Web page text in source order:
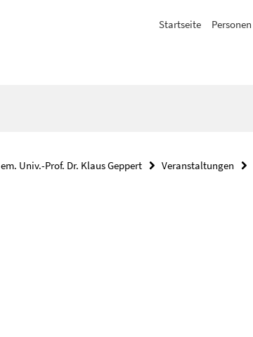
Startseite Personen
em. Univ.-Prof. Dr. Klaus Geppert Veranstaltungen